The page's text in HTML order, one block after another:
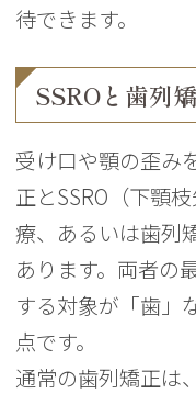
待できます。
SSROと歯列
受け口や顎の歪み
正とSSRO（下顎
療、あるいは歯列
あります。両者の
する対象が「歯」
点です。
通常の歯列矯正は